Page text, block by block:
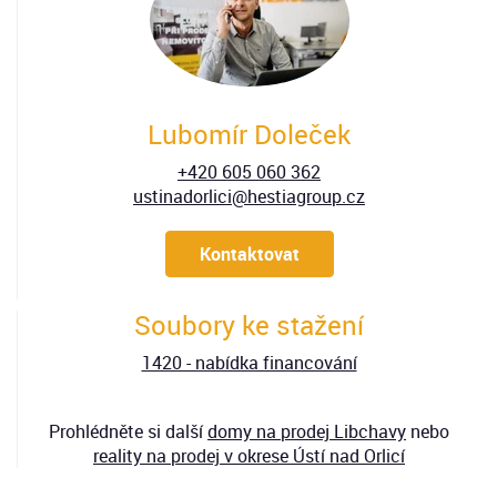
Lubomír Doleček
+420 605 060 362
ustinadorlici@hestiagroup.cz
Kontaktovat
Soubory ke stažení
1420 - nabídka financování
Prohlédněte si dalšídomy na prodej Libchavy nebo
reality na prodej v okrese Ústí nad Orlicí